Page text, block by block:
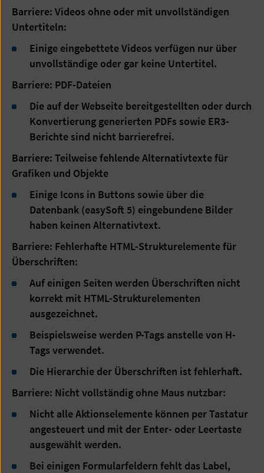
Barriere: Videos ohne oder mit unvollständigen
Untertiteln:
Einige eingebettete Videos verfügen nur über
unvollständige oder gar keine Untertitel.
Barriere: PDF-Dateien
Die auf der Webseite bereitgestellten oder durch
Konvertierung generierten PDFs sowie ER3-
Berichte sind nicht barrierefrei.
Barriere: Teilweise fehlende Alternativtexte für
Grafiken und Objekte
Einige Icons in Buttons sowie über die
Datenbank (easySoft 5) eingebundene Bilder
haben keinen Alternativtext.
Barriere: Fehlerhafte HTML-Strukturelemente für
Überschriften:
Auf einigen Seiten werden Überschriften nicht
korrekt mit HTML-Strukturelementen
ausgezeichnet.
Beispielsweise werden P-Tags anstelle von H-
Tags verwendet.
Die Hierarchie der Überschriften ist fehlerhaft.
Barriere: Nicht vollständig ohne Maus nutzbar:
Nicht alle Aktionselemente können per Tastatur
angesteuert und mit der Enter- oder Leertaste
ausgewählt werden.
Bei einigen Formularfeldern fehlt das Label,